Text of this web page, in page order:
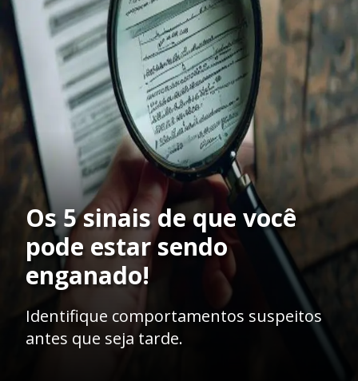
Os 5 sinais de que você
pode estar sendo
enganado!
Identifique comportamentos suspeitos
antes que seja tarde.